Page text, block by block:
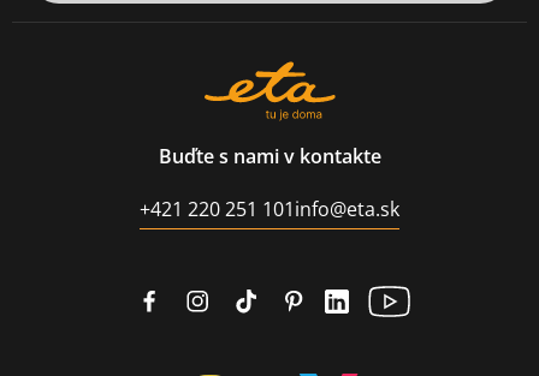
Buďte s nami v kontakte
+421 220 251 101info@eta.sk